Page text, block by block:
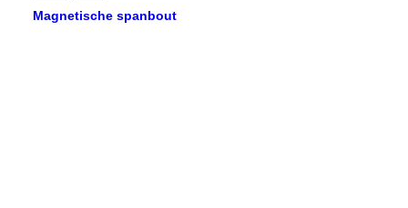
Magnetische spanbout